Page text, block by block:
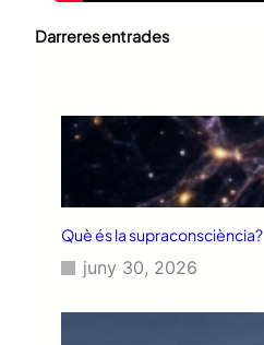
Darreres entrades
Què és la supraconsciència?
juny 30, 2026